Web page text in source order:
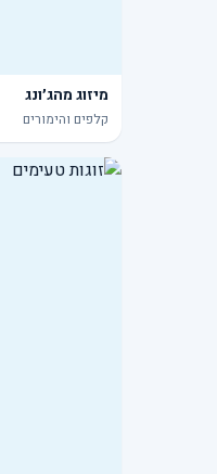
מיזוג מהג׳ונג
קלפים והימורים